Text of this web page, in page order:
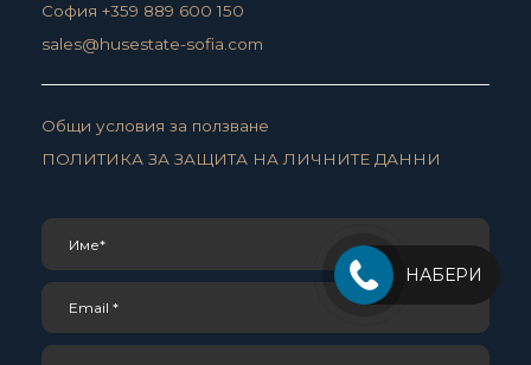
София +359 889 600 150
sales@husestate-sofia.com
Общи условия за ползване
ПОЛИТИКА ЗА ЗАЩИТА НА ЛИЧНИТЕ ДАННИ
НАБЕРИ